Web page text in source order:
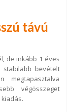
távú
de inkább 1 éves
bevételt
megtapasztalva
végösszeget